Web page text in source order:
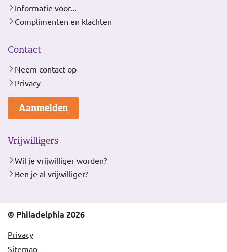
Informatie voor...
Complimenten en klachten
Contact
Neem contact op
Privacy
Aanmelden
Vrijwilligers
Wil je vrijwilliger worden?
Ben je al vrijwilliger?
© Philadelphia 2026
Privacy
Sitemap